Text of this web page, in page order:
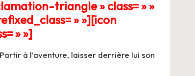
triangle » class= » »
» »][icon
» »]
à l’aventure, laisser derrière lui son